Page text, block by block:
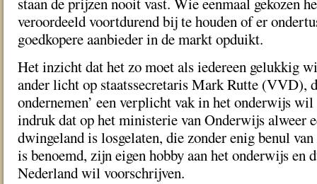
veroordeeld voortdurend bij te houden of er
goedkopere aanbieder in de markt opduikt.
Het inzicht dat het zo moet als iedereen gelukkig
ander licht op staatssecretaris Mark Rutte (VVD),
ondernemen’ een verplicht vak in het onderwijs
indruk dat op het ministerie van Onderwijs alweer
dwingeland is losgelaten, die zonder enig benul
is benoemd, zijn eigen hobby aan het onderwijs en
Nederland wil voorschrijven.